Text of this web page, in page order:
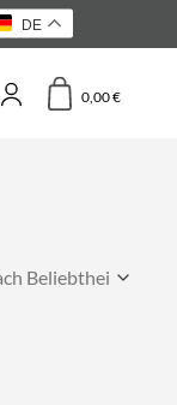
DE
0,00€